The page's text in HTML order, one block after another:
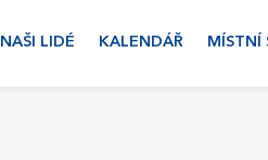
NAŠI LIDÉ KALENDÁŘ MÍSTNÍ